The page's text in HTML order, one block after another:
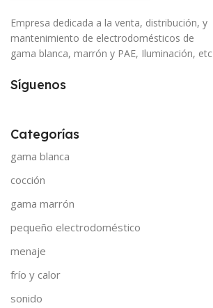
Empresa dedicada a la venta, distribución, y
mantenimiento de electrodomésticos de
gama blanca, marrón y PAE, Iluminación, etc
Síguenos
Categorías
gama blanca
cocción
gama marrón
pequeño electrodoméstico
menaje
frío y calor
sonido